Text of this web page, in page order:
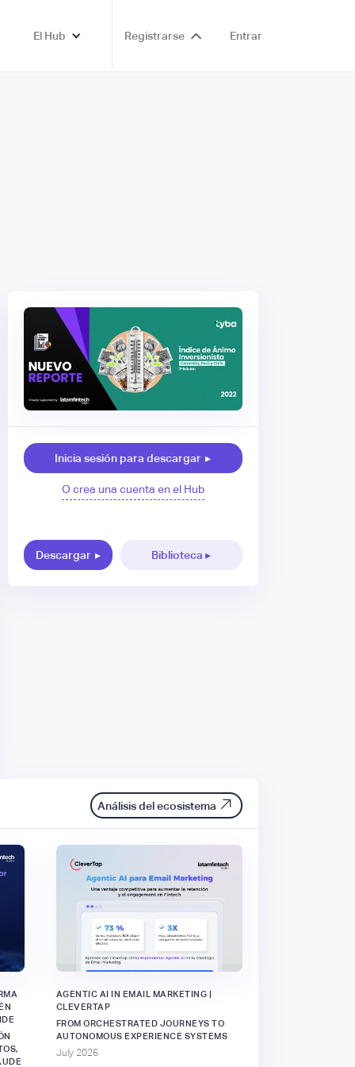
El Hub Registrarse Entrar
Inicia sesión para descargar ▸
O crea una cuenta en el Hub
Descargar ▸ Biblioteca ▸
Análisis del ecosistema
AGENTIC AI IN EMAIL MARKETING |
CLEVERTAP
FROM ORCHESTRATED JOURNEYS TO
AUTONOMOUS EXPERIENCE SYSTEMS
July 2026